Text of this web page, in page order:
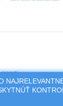
receptu.